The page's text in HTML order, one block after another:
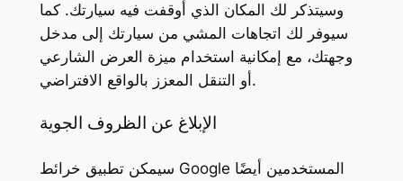
وسيتذكر لك المكان الذي أوقفت فيه سيارتك. كما
سيوفر لك اتجاهات المشي من سيارتك إلى مدخل
وجهتك، مع إمكانية استخدام ميزة العرض الشارعي
أو التنقل المعزز بالواقع الافتراضي.
الإبلاغ عن الظروف الجوية
سيمكن تطبيق خرائط Google المستخدمين أيضًا